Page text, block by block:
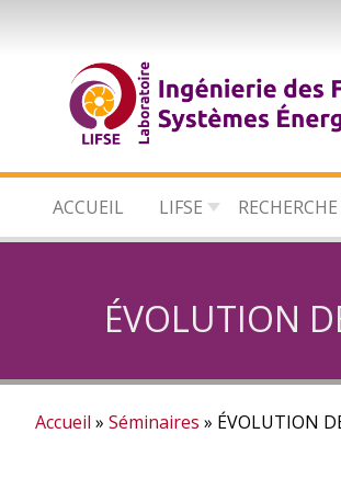
ACCUEIL LIFSE RECHERCHE
ÉVOLUTION
Accueil Séminaires ÉVOLUTION